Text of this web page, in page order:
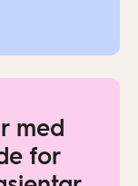
med
for